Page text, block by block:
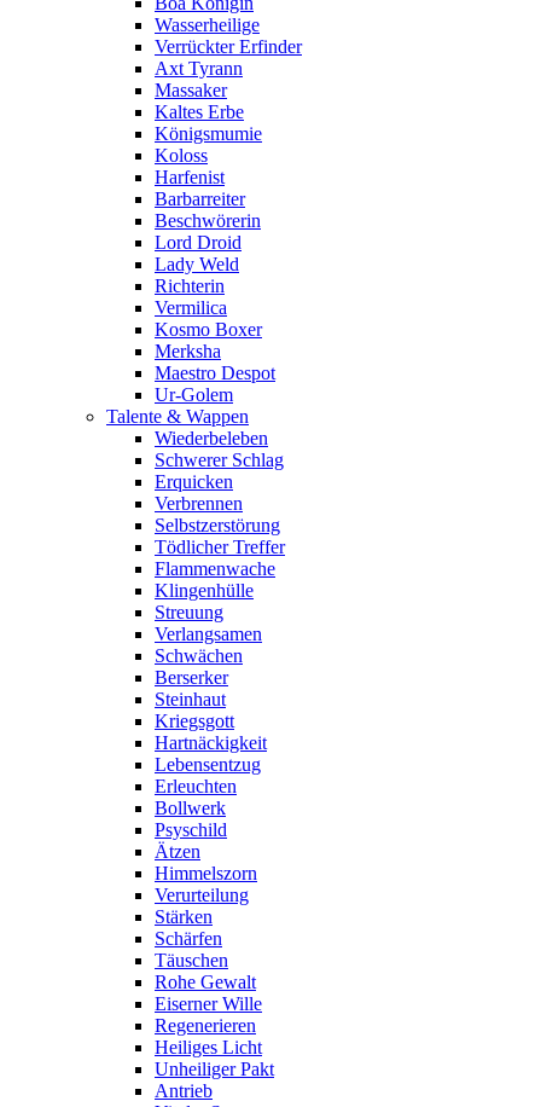
Wasserheilige
Verrückter Erfinder
Axt Tyrann
Massaker
Kaltes Erbe
Königsmumie
Koloss
Harfenist
Barbarreiter
Beschwörerin
Lord Droid
Lady Weld
Richterin
Vermilica
Kosmo Boxer
Merksha
Maestro Despot
Ur-Golem
Talente & Wappen
Wiederbeleben
Schwerer Schlag
Erquicken
Verbrennen
Selbstzerstörung
Tödlicher Treffer
Flammenwache
Klingenhülle
Streuung
Verlangsamen
Schwächen
Berserker
Steinhaut
Kriegsgott
Hartnäckigkeit
Lebensentzug
Erleuchten
Bollwerk
Psyschild
Ätzen
Himmelszorn
Verurteilung
Stärken
Schärfen
Täuschen
Rohe Gewalt
Eiserner Wille
Regenerieren
Heiliges Licht
Unheiliger Pakt
Antrieb